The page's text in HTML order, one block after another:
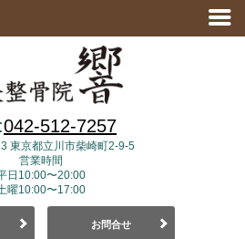
042-512-7257
東京都立川市柴崎町2-9-5
営業時間
日10:00〜20:00
曜10:00〜17:00
お問合せ